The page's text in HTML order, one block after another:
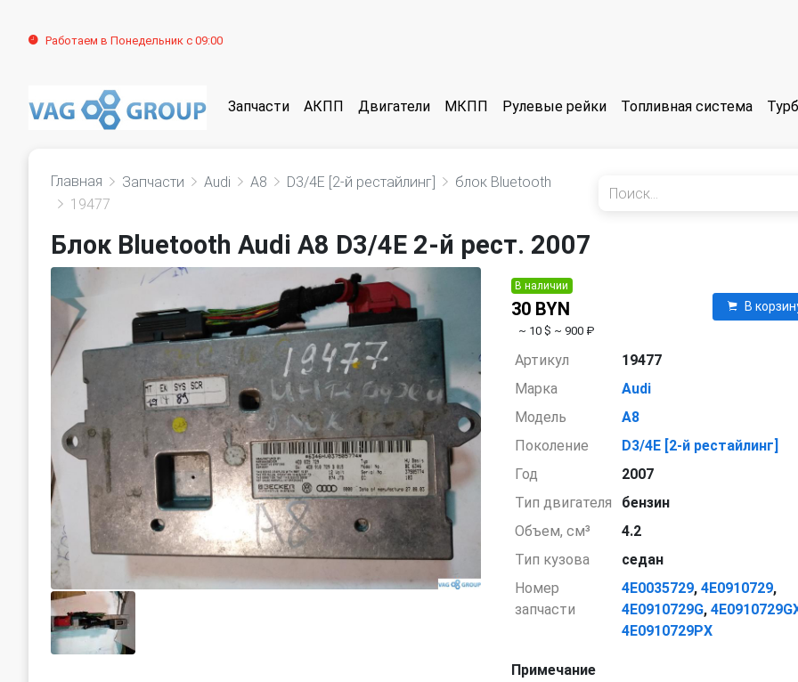
Работаем в Понедельник с 09:00
Запчасти АКПП Двигатели МКПП Рулевые рейки Топливная система
Главная Запчасти Audi A8 D3/4E [2-й рестайлинг]
блок Bluetooth
19477
Блок Bluetooth Audi A8 D3/4E 2-й рест. 2007
В наличии
30 BYN
~ 10 $ ~ 900 ₽
В
Артикул
19477
Марка
Audi
Модель
A8
Поколение
D3/4E [2-й рестайлинг]
Год
2007
Тип двигателя
бензин
Объем, см³
4.2
Тип кузова
седан
Номер
запчасти
4E0035729,4E0910729,
4E0910729G,
4E0910729PX
Примечание